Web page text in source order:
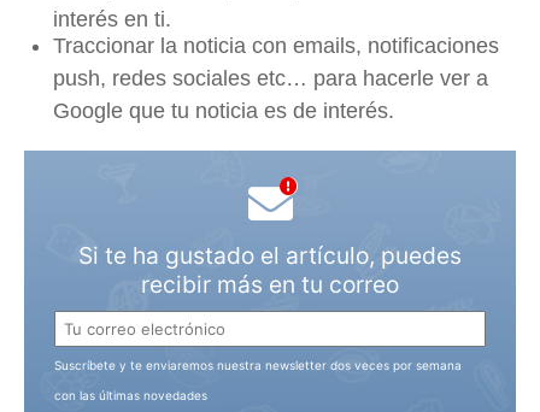
interés en ti.
Traccionar la noticia con emails, notificaciones
push, redes sociales etc… para hacerle ver a
Google que tu noticia es de interés.
Si te ha gustado el artículo, puedes
recibir más en tu correo
Suscríbete y te enviaremos nuestra newsletter dos veces por semana
con las últimas novedades